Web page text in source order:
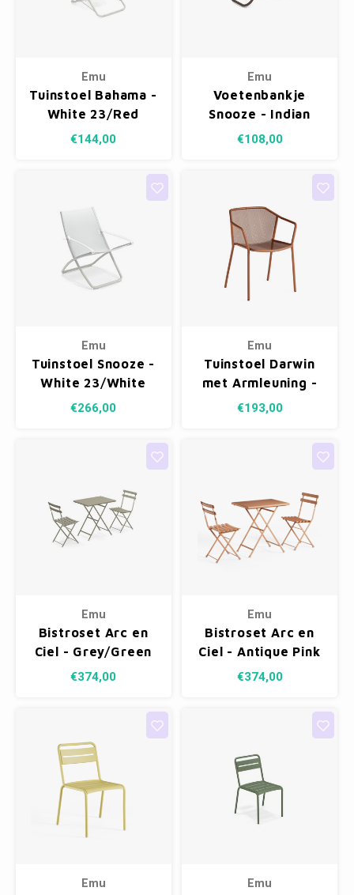
Emu
Tuinstoel Bahama -
White 23/Red
300/46
€144,00
Emu
Voetenbankje
Snooze - Indian
Brown 41/Beige
€108,00
Emu
Tuinstoel Snooze -
White 23/White
300/54
€266,00
Emu
Tuinstoel Darwin
met Armleuning -
Maple Red 26
€193,00
Emu
Bistroset Arc en
Ciel - Grey/Green
37
€374,00
Emu
Bistroset Arc en
Ciel - Antique Pink
13
€374,00
Emu Emu